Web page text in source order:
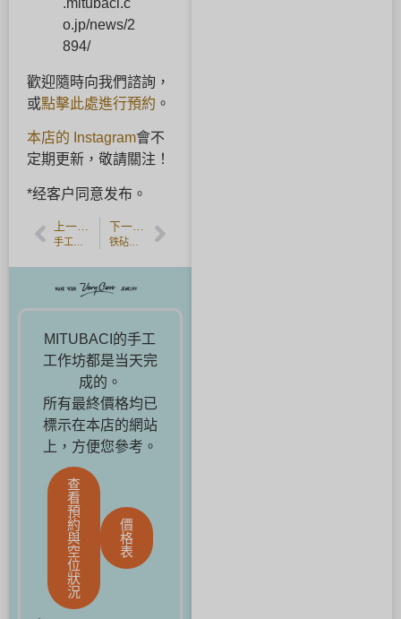
o.jp/news/2
894/
歡迎隨時向我們諮詢，
或點擊此處進行預約 。
本店的 Instagram會不
定期更新，敬請關注！
*经客户同意发布。
上一篇文章 下一篇文章
MITUBACI的手工
工作坊都是当天完
成的。
所有最終價格均已
標示在本店的網站
上，方便您參考。
查
看
預
約
與
空
位
狀
況
價
格
表